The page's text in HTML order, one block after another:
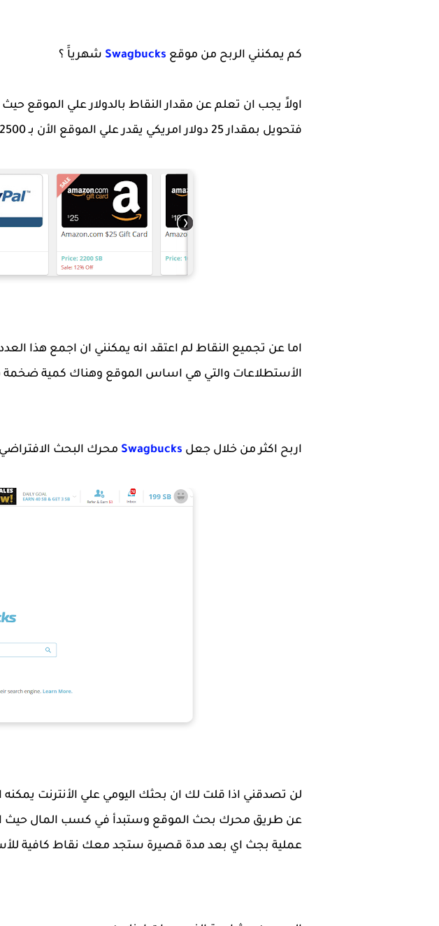
كم يمكنني الربح من موقع Swagbucks شهرياََ ؟
فتحويل بمقدار 25 دولار امريكي يقدر علي الموقع الأن بـ 2500 SB حتي وقت كتابة هذا المقال .
اما عن تجميع النقاط لم اعتقد انه يمكنني ان اجمع هذا
الأستطلاعات والتي هي اساس الموقع وهناك كمية ضخمة
اربح اكثر من خلال جعل Swagbucks محرك البحث
لن تصدقني اذا قلت لك ان بحثك اليومي علي الأنترنت
عملية بجث اي بعد مدة قصيرة ستجد معك نقاط كافية